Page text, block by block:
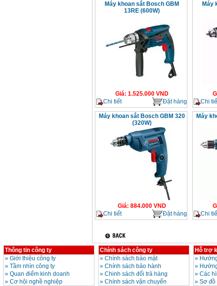
Máy khoan sắt Bosch GBM
13RE (600W)
Giá: 1.525.000VND
Chi tiết
Đặt hàng
Máy
Chi
Máy khoan sắt Bosch GBM 320
(320W)
Giá: 884.000VND
Chi tiết
Đặt hàng
Máy
Chi
Thông tin công ty
» Giới thiệu công ty
» Tầm nhìn công ty
» Quan điểm kinh doanh
» Cơ hội nghề nghiệp
Chính sách công ty
» Chính sách bảo mật
» Chính sách bảo hành
» Chinh sách đổi trả hàng
» Chính sách vận chuyển
Hỗ trợ
»
»
» Các
» Sơ